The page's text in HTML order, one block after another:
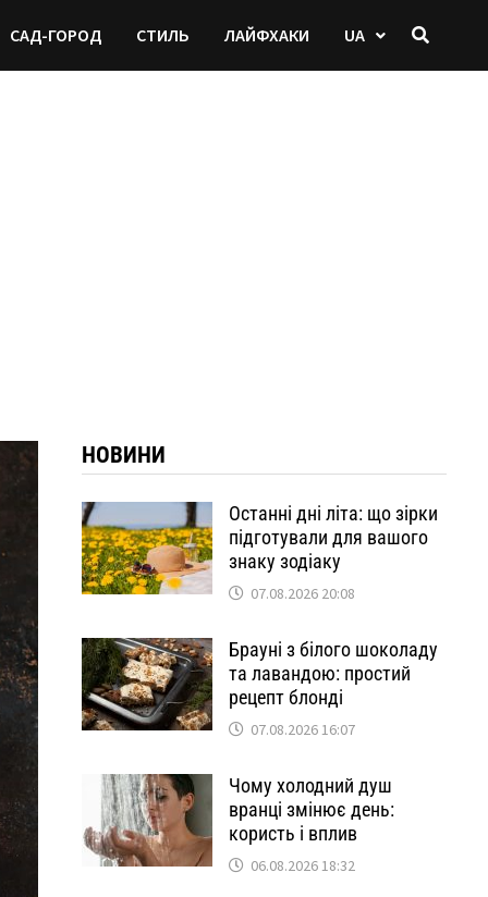
САД-ГОРОД СТИЛЬ ЛАЙФХАКИ UA
НОВИНИ
Останні дні літа: що зірки
підготували для вашого
знаку зодіаку
07.08.2026 20:08
Брауні з білого шоколаду
та лавандою: простий
рецепт блонді
07.08.2026 16:07
Чому холодний душ
вранці змінює день:
користь і вплив
06.08.2026 18:32